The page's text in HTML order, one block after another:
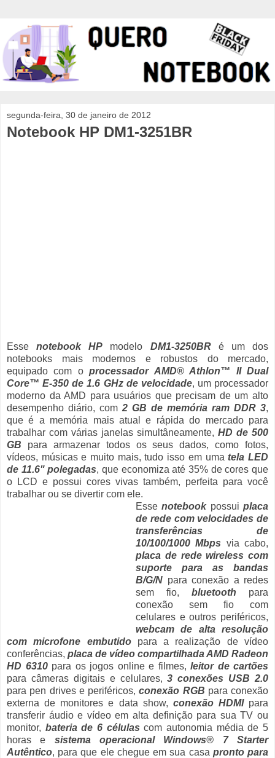
segunda-feira, 30 de janeiro de 2012
Notebook HP DM1-3251BR
Essenotebook HP modelo DM1-3250BRé um dos
notebooks mais modernos e robustos do mercado,
equipado com oprocessador AMD® Athlon™ II Dual
Core™ E-350 de 1.6 GHz de velocidade, um processador
moderno da AMD para usuários que precisam de um alto
desempenho diário, com2 GB de memória ram DDR 3,
que é a memória mais atual e rápida do mercado para
trabalhar com várias janelas simultâneamente, HD de 500
GB para armazenar todos os seus dados, como fotos,
vídeos, músicas e muito mais, tudo isso em umatela LED
de 11.6" polegadas, que economiza até 35% de cores que
o LCD e possui cores vivas também, perfeita para você
trabalhar ou se divertir com ele.
Essenotebook possuiplaca
de rede com velocidades de
transferências de
10/100/1000 Mbps via cabo,
placa de rede wireless com
suporte para as bandas
B/G/N para conexão a redes
sem fio, bluetooth para
conexão sem fio com
celulares e outros periféricos,
webcam de alta resolução
com microfone embutidopara a realização de vídeo
conferências, placa de vídeo compartilhada AMD Radeon
HD 6310 para os jogos online e filmes, leitor de cartões
para câmeras digitais e celulares,3 conexões USB 2.0
para pen drives e periféricos,conexão RGB para conexão
externa de monitores e data show, conexão HDMIpara
transferir áudio e vídeo em alta definição para sua TV ou
monitor, bateria de 6 células com autonomia média de 5
horas e sistema operacional Windows® 7 Starter
Autêntico, para que ele chegue em sua casa pronto para